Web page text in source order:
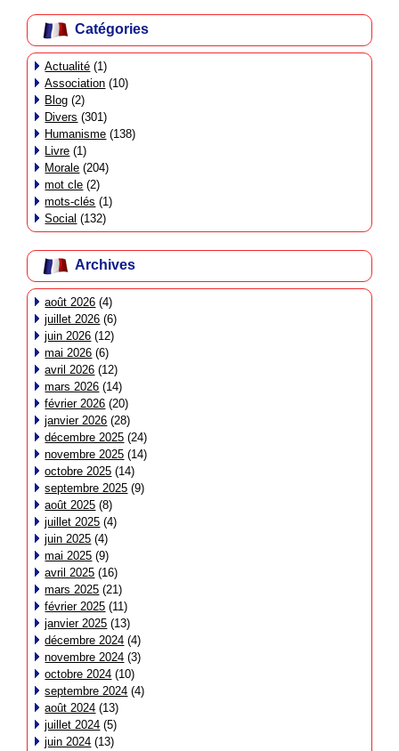
Catégories
Actualité (1)
Association (10)
Blog (2)
Divers (301)
Humanisme (138)
Livre (1)
Morale (204)
mot cle (2)
mots-clés (1)
Social (132)
Archives
août 2026 (4)
juillet 2026 (6)
juin 2026 (12)
mai 2026 (6)
avril 2026 (12)
mars 2026 (14)
février 2026 (20)
janvier 2026 (28)
décembre 2025 (24)
novembre 2025 (14)
octobre 2025 (14)
septembre 2025 (9)
août 2025 (8)
juillet 2025 (4)
juin 2025 (4)
mai 2025 (9)
avril 2025 (16)
mars 2025 (21)
février 2025 (11)
janvier 2025 (13)
décembre 2024 (4)
novembre 2024 (3)
octobre 2024 (10)
septembre 2024 (4)
août 2024 (13)
juillet 2024 (5)
juin 2024 (13)